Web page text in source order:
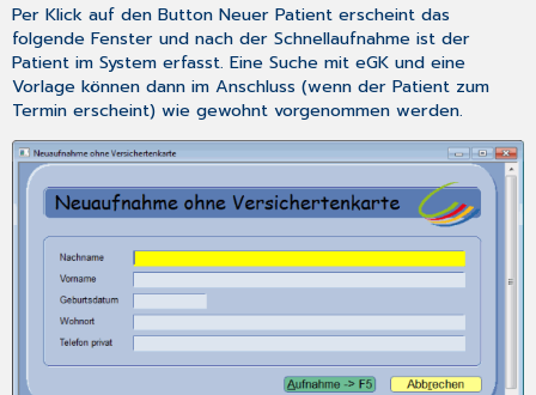
Per Klick auf den ButtonNeuer Patient erscheint das
folgende Fenster und nach der Schnellaufnahme ist der
Patient im System erfasst. Eine Suche mit eGK und eine
Vorlage können dann im Anschluss (wenn der Patient zum
Termin erscheint) wie gewohnt vorgenommen werden.